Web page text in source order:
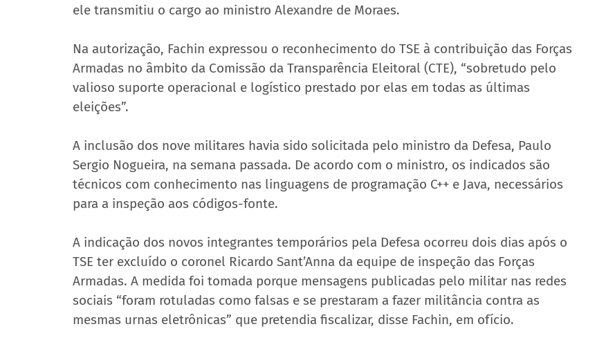
ele transmitiu o cargo ao ministro Alexandre de Moraes.
Na autorização, Fachin expressou o reconhecimento do TSE à contribuição das Forças
Armadas no âmbito da Comissão da Transparência Eleitoral (CTE), “sobretudo pelo
valioso suporte operacional e logístico prestado por elas em todas as últimas
eleições”.
A inclusão dos nove militares havia sido solicitada pelo ministro da Defesa, Paulo
Sergio Nogueira, na semana passada. De acordo com o ministro, os indicados são
técnicos com conhecimento nas linguagens de programação C++ e Java, necessários
para a inspeção aos códigos-fonte.
A indicação dos novos integrantes temporários pela Defesa ocorreu dois dias após o
TSE ter excluído o coronel Ricardo Sant’Anna da equipe de inspeção das Forças
Armadas. A medida foi tomada porque mensagens publicadas pelo militar nas redes
sociais “foram rotuladas como falsas e se prestaram a fazer militância contra as
mesmas urnas eletrônicas” que pretendia fiscalizar, disse Fachin, em ofício.